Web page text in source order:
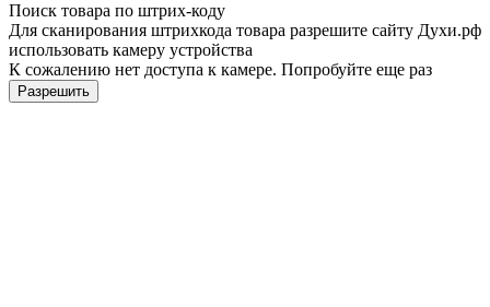
Поиск товара по штрих-коду
Для сканирования штрихкода товара разрешите сайту Духи.рф
использовать камеру устройства
К сожалению нет доступа к камере. Попробуйте еще раз
Разрешить